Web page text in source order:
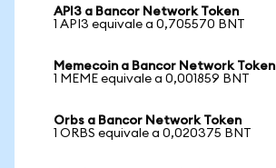
API3 a Bancor Network Token
1 API3 equivale a 0,705570 BNT
Memecoin a Bancor Network Token
1 MEME equivale a 0,001859 BNT
Orbs a Bancor Network Token
1 ORBS equivale a 0,020375 BNT